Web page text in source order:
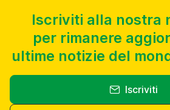
Iscriviti alla nostra
per rimanere
ultime notizie del
Iscriviti